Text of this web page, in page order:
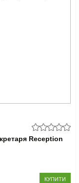
Reception
КУПИТИ